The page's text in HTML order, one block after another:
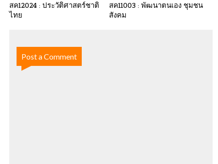
สค12024 : ประวัติศาสตร์ชาติ
ไทย
สค11003 : พัฒนาตนเอง ชุมชน
สังคม
Post a Comment